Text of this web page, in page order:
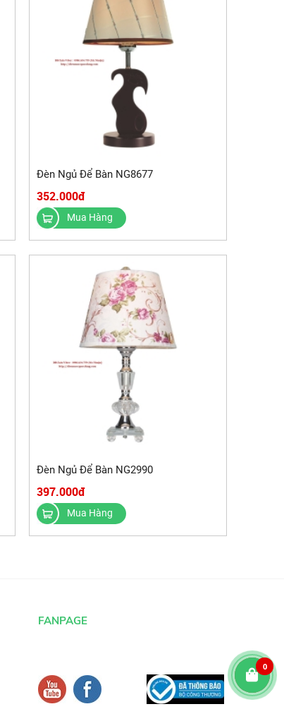
Đèn Ngủ Để Bàn NG8677
352.000đ
Mua Hàng
Đèn Ngủ Để Bàn NG2990
397.000đ
Mua Hàng
FANPAGE
0